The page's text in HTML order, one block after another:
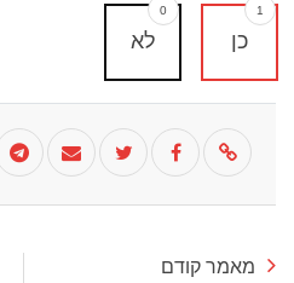
כן
1
לא
0
מאמר קודם